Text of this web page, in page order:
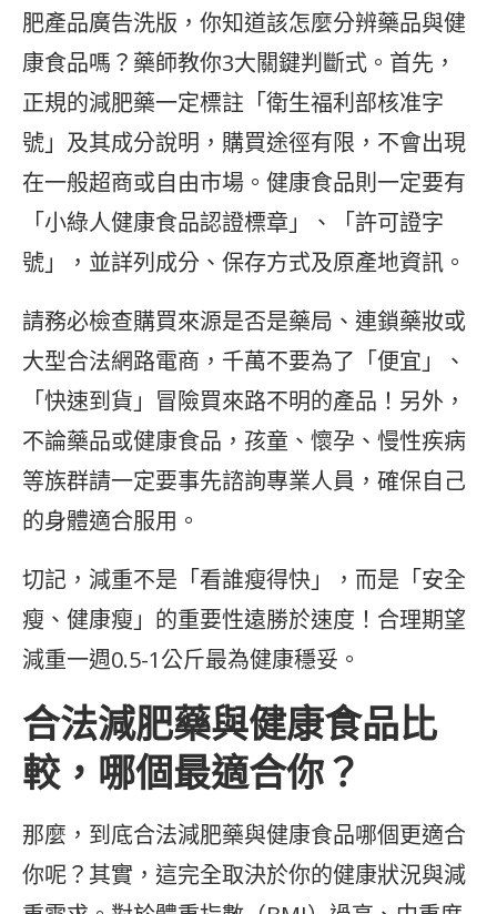
肥產品廣告洗版，你知道該怎麼分辨藥品與健
康食品嗎？藥師教你3大關鍵判斷式。首先，
正規的減肥藥一定標註「衛生福利部核准字
號」及其成分說明，購買途徑有限，不會出現
在一般超商或自由市場。健康食品則一定要有
「小綠人健康食品認證標章」、「許可證字
號」，並詳列成分、保存方式及原產地資訊。
請務必檢查購買來源是否是藥局、連鎖藥妝或
大型合法網路電商，千萬不要為了「便宜」、
「快速到貨」冒險買來路不明的產品！另外，
不論藥品或健康食品，孩童、懷孕、慢性疾病
等族群請一定要事先諮詢專業人員，確保自己
的身體適合服用。
切記，減重不是「看誰瘦得快」，而是「安全
瘦、健康瘦」的重要性遠勝於速度！合理期望
減重一週0.5-1公斤最為健康穩妥。
合法減肥藥與健康食品比
較，哪個最適合你？
那麼，到底合法減肥藥與健康食品哪個更適合
你呢？其實，這完全取決於你的健康狀況與減